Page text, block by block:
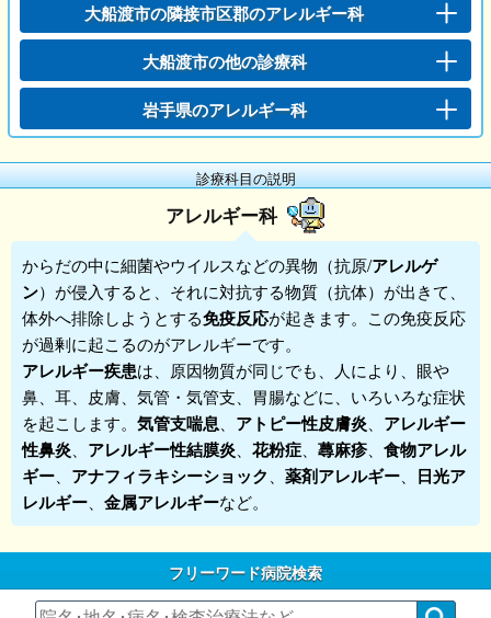
大船渡市の隣接市区郡のアレルギー科
大船渡市の他の診療科
岩手県のアレルギー科
診療科目の説明
アレルギー科
からだの中に細菌やウイルスなどの異物（抗原/アレルゲ
ン）が侵入すると、それに対抗する物質（抗体）が出きて、
体外へ排除しようとする免疫反応が起きます。この免疫反応
が過剰に起こるのがアレルギーです。
アレルギー疾患は、原因物質が同じでも、人により、眼や
鼻、耳、皮膚、気管・気管支、胃腸などに、いろいろな症状
を起こします。 気管支喘息 アトピー性皮膚炎
アレルギー
性鼻炎
アレルギー性結膜炎 花粉症 蕁麻疹
食物アレル
ギー
アナフィラキシーショック 薬剤アレルギー
日光ア
レルギー
金属アレルギーなど。
フリーワード病院検索